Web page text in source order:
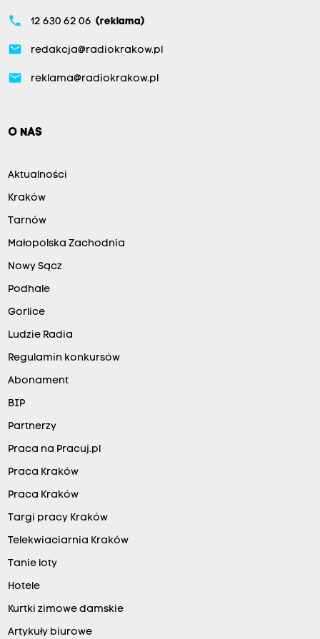
phone 12 630 62 06 (reklama)
email redakcja@radiokrakow.pl
email reklama@radiokrakow.pl
O NAS
Aktualności
Kraków
Tarnów
Małopolska Zachodnia
Nowy Sącz
Podhale
Gorlice
Ludzie Radia
Regulamin konkursów
Abonament
BIP
Partnerzy
Praca na Pracuj.pl
Praca Kraków
Praca Kraków
Targi pracy Kraków
Telekwiaciarnia Kraków
Tanie loty
Hotele
Kurtki zimowe damskie
Artykuły biurowe